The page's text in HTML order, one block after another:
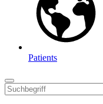
Patients